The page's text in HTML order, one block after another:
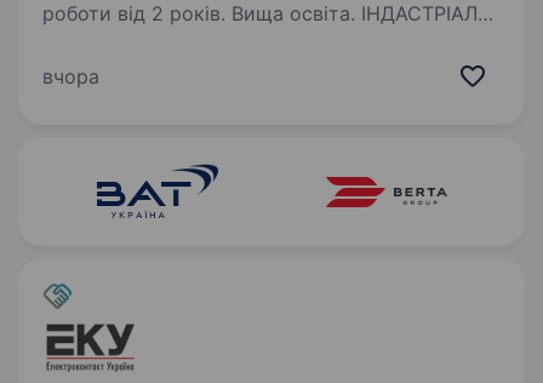
роботи від 2 років. Вища освіта. ІНДАСТРІАЛ
постачальником промислового обладнання
та сервісному обслуговуванні компресорної
техніки,…
вчора